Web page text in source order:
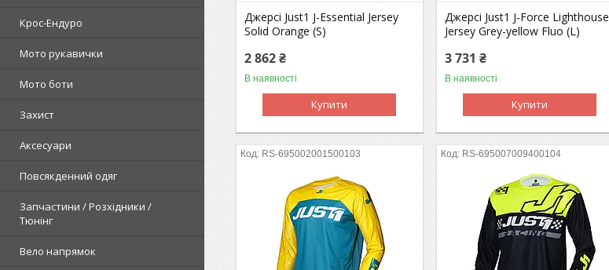
Крос-Ендуро
Мото рукавички
Мото боти
Захист
Аксесуари
Повсякденний одяг
Запчастини / Розхідники /
Тюнінг
Вело напрямок
Джерсі Just1 J-Essential Jersey
Solid Orange (S)
2 862 ₴
В наявності
Купити
Джерсі Just1 J-Force Lighthouse
Jersey Grey-yellow Fluo (L)
3 731 ₴
В наявності
Купити
RS-695002001500103 RS-695007009400104